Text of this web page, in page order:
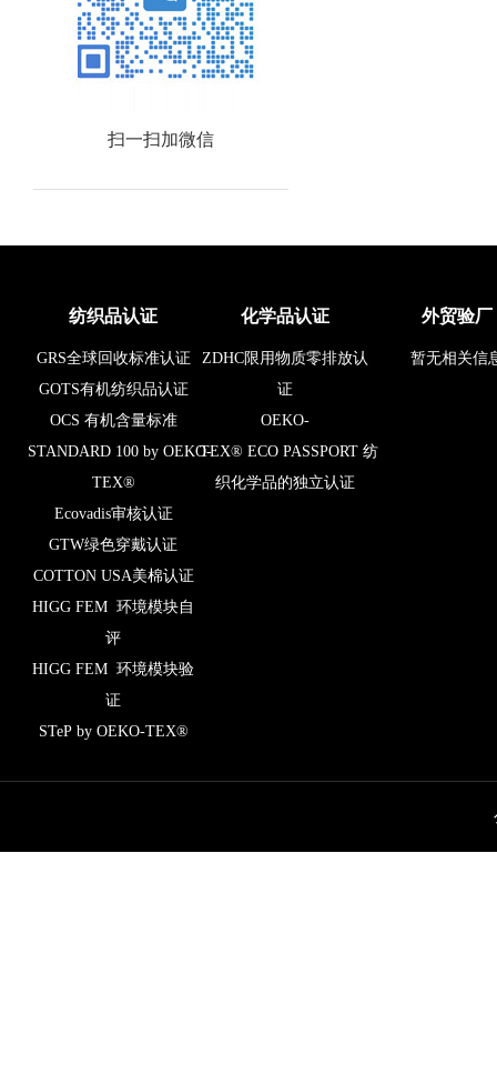
扫一扫加微信
纺织品认证
GRS全球回收标准认证
GOTS有机纺织品认证
OCS 有机含量标准
STANDARD 100 by OEKO-
TEX®
Ecovadis审核认证
GTW绿色穿戴认证
COTTON USA美棉认证
HIGG FEM 环境模块自
评
HIGG FEM 环境模块验
证
STeP by OEKO-TEX®
化学品认证
ZDHC限用物质零排放认
证
OEKO-
TEX® ECO PASSPORT 纺
织化学品的独立认证
外贸验厂
暂无相关信